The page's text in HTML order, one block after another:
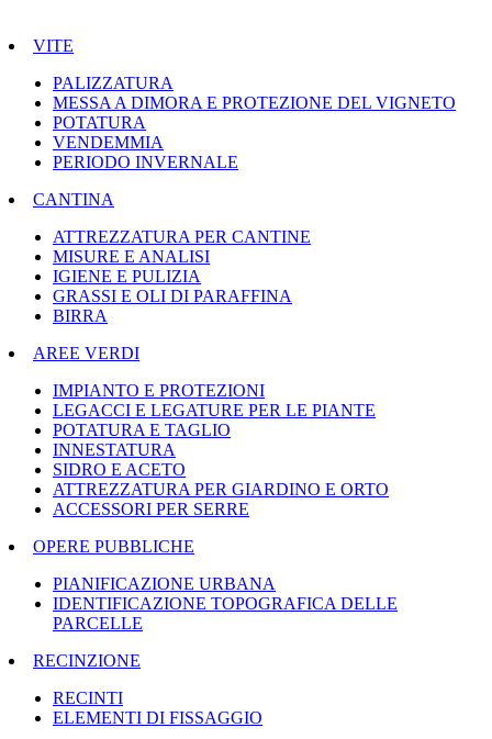
VITE
PALIZZATURA
MESSA A DIMORA E PROTEZIONE DEL VIGNETO
POTATURA
VENDEMMIA
PERIODO INVERNALE
CANTINA
ATTREZZATURA PER CANTINE
MISURE E ANALISI
IGIENE E PULIZIA
GRASSI E OLI DI PARAFFINA
BIRRA
AREE VERDI
IMPIANTO E PROTEZIONI
LEGACCI E LEGATURE PER LE PIANTE
POTATURA E TAGLIO
INNESTATURA
SIDRO E ACETO
ATTREZZATURA PER GIARDINO E ORTO
ACCESSORI PER SERRE
OPERE PUBBLICHE
PIANIFICAZIONE URBANA
IDENTIFICAZIONE TOPOGRAFICA DELLE
PARCELLE
RECINZIONE
RECINTI
ELEMENTI DI FISSAGGIO